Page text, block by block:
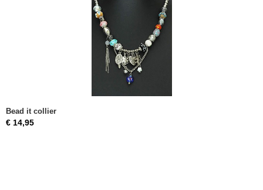
Bead it collier
€ 14,95